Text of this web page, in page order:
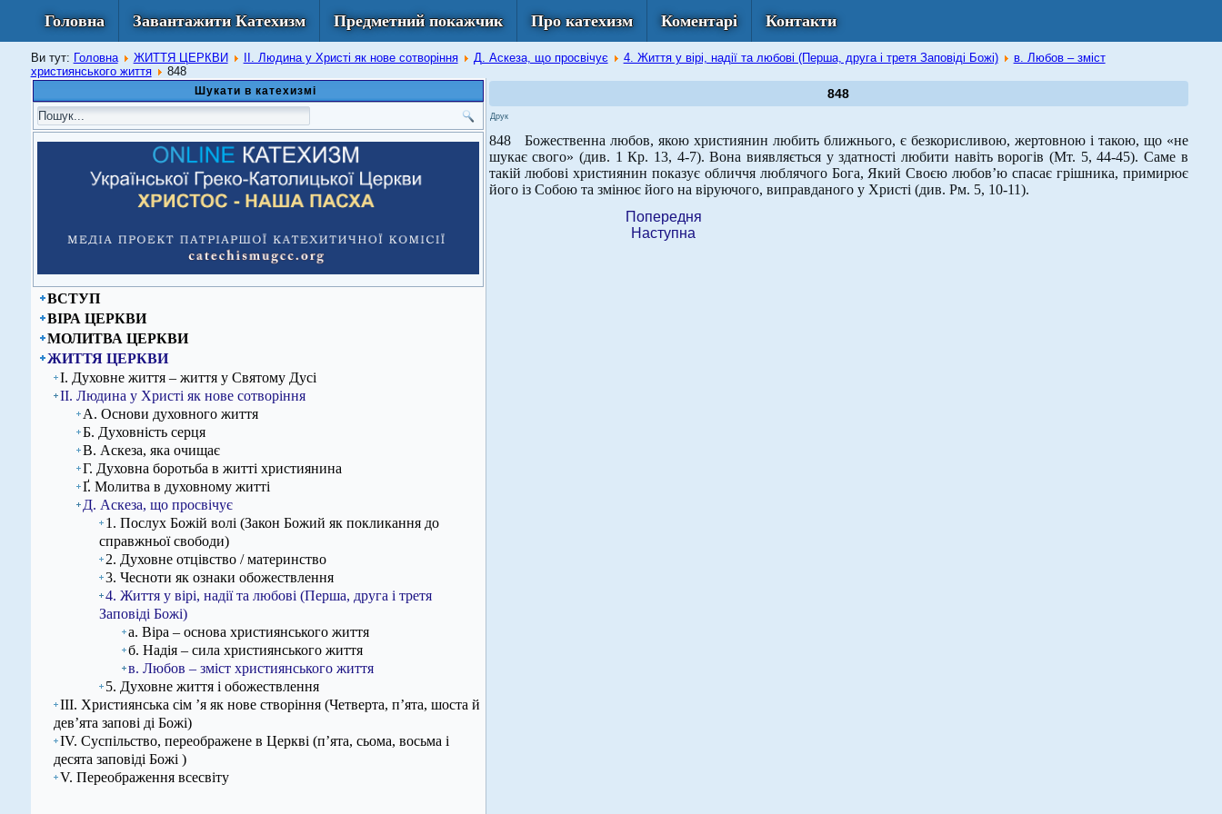
Головна Завантажити Катехизм Предметний покажчик Про катехизм Коментарі Контакти
Ви тут: Головна ЖИТТЯ ЦЕРКВИ ІІ. Людина у Христі як нове сотворіння Д. Аскеза, що просвічує 4. Життя у вірі, надії та любові (Перша, друга і третя Заповіді Божі)
в. Любов – зміст
християнського життя
848
Шукати в катехизмі
ВСТУП
ВІРА ЦЕРКВИ
МОЛИТВА ЦЕРКВИ
ЖИТТЯ ЦЕРКВИ
І. Духовне життя – життя у Святому Дусі
ІІ. Людина у Христі як нове сотворіння
А. Основи духовного життя
Б. Духовність серця
В. Аскеза, яка очищає
Г. Духовна боротьба в житті християнина
Ґ. Молитва в духовному житті
Д. Аскеза, що просвічує
1. Послух Божій волі (Закон Божий як покликання до
справжньої свободи)
2. Духовне отцівство / материнство
3. Чесноти як ознаки обожествлення
4. Життя у вірі, надії та любові (Перша, друга і третя
Заповіді Божі)
а. Віра – основа християнського життя
б. Надія – сила християнського життя
в. Любов – зміст християнського життя
5. Духовне життя і обожествлення
ІІІ. Християнська сім ’я як нове створіння (Четверта, п’ята, шоста й
дев’ята запові ді Божі)
IV. Суспільство, переображене в Церкві (п’ята, сьома, восьма і
десята заповіді Божі )
V. Переображення всесвіту
848
Друк
848 Божественна любов, якою християнин любить ближнього, є безкорисливою, жертовною і такою, що «не
шукає свого» (див. 1 Кр. 13, 4-7). Вона виявляється у здатності любити навіть ворогів (Мт. 5, 44-45). Саме в
такій любові християнин показує обличчя люблячого Бога, Який Своєю любов’ю спасає грішника, примирює
його із Собою та змінює його на віруючого, виправданого у Христі (див. Рм. 5, 10-11).
Попередня
Наступна